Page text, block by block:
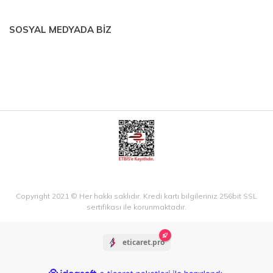
SOSYAL MEDYADA BİZ
Copyright 2021 © Her hakkı saklıdır. Kredi kartı bilgileriniz 256bit SSL
sertifikası ile korunmaktadır.
eticaret.pro